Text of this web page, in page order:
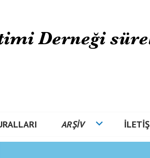
ARŞIV